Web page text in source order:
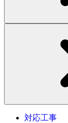
対応工事